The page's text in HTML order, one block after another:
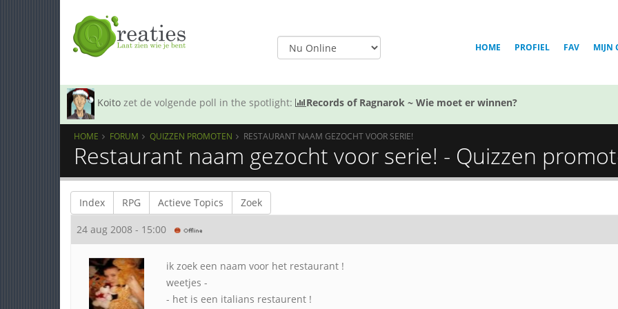
HOME PROFIEL FAV MIJN
Koito zet de volgende poll in the spotlight: Records of Ragnarok ~ Wie moet er winnen?
HOME FORUM QUIZZEN PROMOTEN RESTAURANT NAAM GEZOCHT VOOR SERIE!
Restaurant naam gezocht voor serie! - Quizzen
Index RPG Actieve Topics Zoek
24 aug 2008 - 15:00
ik zoek een naam voor het restaurant !
weetjes -
- het is een italians restaurent !